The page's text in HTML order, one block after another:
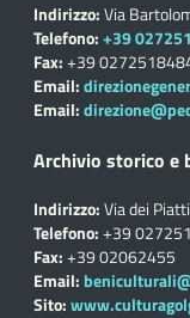
Indirizzo:Via
Telefono:+39
Fax:+39
Email:
Email:
Archivio storico e
Indirizzo:Via dei
Telefono:+39
Fax:+39 02062455
Email:
Sito: